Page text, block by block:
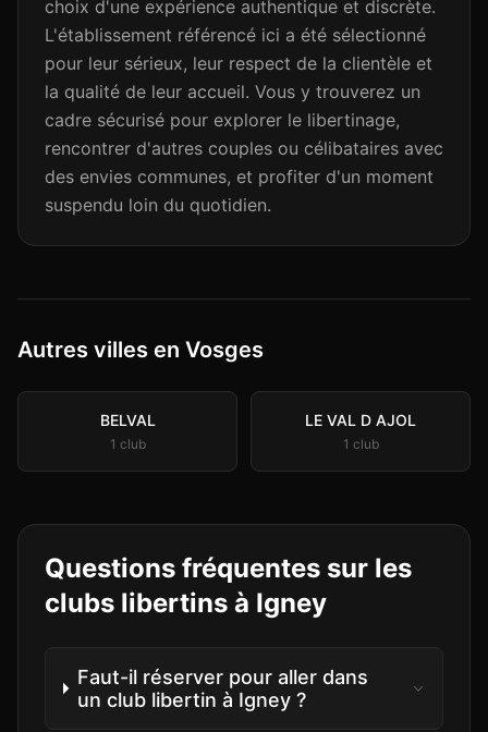
choix d'une expérience authentique et discrète.
L'établissement référencé ici a été sélectionné
pour leur sérieux, leur respect de la clientèle et
la qualité de leur accueil. Vous y trouverez un
cadre sécurisé pour explorer le libertinage,
rencontrer d'autres couples ou célibataires avec
des envies communes, et profiter d'un moment
suspendu loin du quotidien.
Autres villes en Vosges
BELVAL
1 club
LE VAL D AJOL
1 club
Questions fréquentes sur les
clubs libertins à Igney
Faut-il réserver pour aller dans
un club libertin à Igney ?